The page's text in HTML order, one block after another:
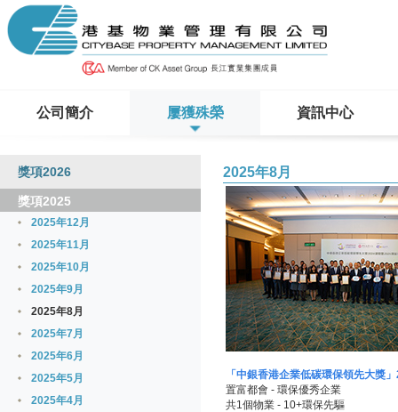
公司簡介 屢獲殊榮 資訊中心
獎項2026
獎項2025
2025年12月
2025年11月
2025年10月
2025年9月
2025年8月
2025年7月
2025年6月
2025年5月
2025年4月
2025年8月
「中銀香港企業低碳環保領先大獎
置富都會 - 環保優秀企業
共1個物業 - 10+環保先驅